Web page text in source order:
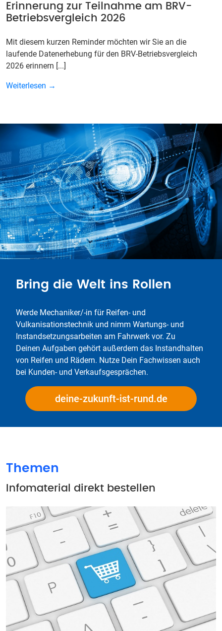
Erinnerung zur Teilnahme am BRV-
Betriebsvergleich 2026
Mit diesem kurzen Reminder möchten wir Sie an die
laufende Datenerhebung für den BRV-Betriebsvergleich
2026 erinnern [...]
Weiterlesen →
Bring die Welt ins Rollen
Werde Mechaniker/-in für Reifen- und
Vulkanisationstechnik und nimm Wartungs- und
Instandsetzungsarbeiten am Fahrwerk vor. Zu
Deinen Aufgaben gehört außerdem das Instandhalten
von Reifen und Rädern. Nutze Dein Fachwissen auch
bei Kunden- und Verkaufsgesprächen.
deine-zukunft-ist-rund.de
Themen
Infomaterial direkt bestellen